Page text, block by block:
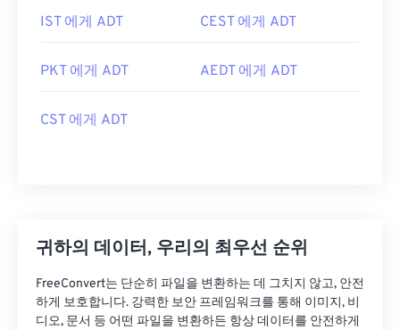
IST 에게 ADT CEST 에게 ADT
PKT 에게 ADT AEDT 에게 ADT
CST 에게 ADT
귀하의 데이터, 우리의 최우선 순위
FreeConvert는 단순히 파일을 변환하는 데 그치지 않고, 안전
하게 보호합니다. 강력한 보안 프레임워크를 통해 이미지, 비
디오, 문서 등 어떤 파일을 변환하든 항상 데이터를 안전하게